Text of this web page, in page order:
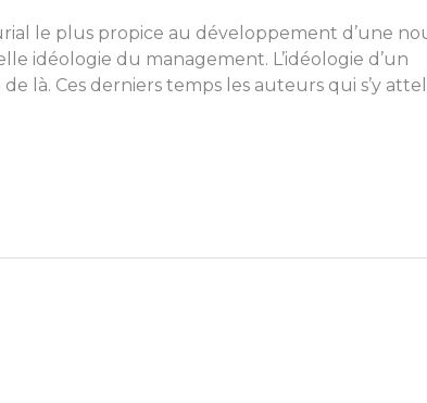
le plus propice au développement d’une
idéologie du management. L’idéologie d’un
là. Ces derniers temps les auteurs qui s’y